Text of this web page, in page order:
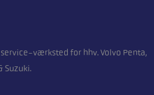
værksted for hhv. Volvo Penta,
Suzuki.